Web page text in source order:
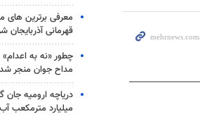
معرفی برترین های
قهرمانی آذربایجان
چطور «نه به
مداح جوان منجر
میلیارد مترمکعب آب